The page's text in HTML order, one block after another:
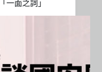
一面之詞」